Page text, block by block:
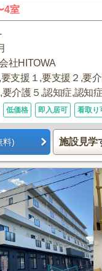
4室
社HITOWA
支援１,要支援２,要
介護５,認知症,認知
低価格 即入居可 看取り
料) 施設見学